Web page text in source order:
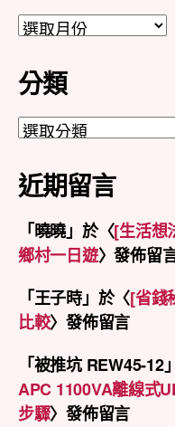
彙
分類
分
近期留言
「曉曉」於〈[生活想
鄉村一日遊〉發佈留
「王子時」於〈[省錢
比較〉發佈留言
「被推坑 REW45-12
APC 1100VA離線式
步驟〉發佈留言